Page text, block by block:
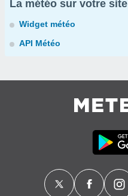
La météo sur votre site
Widget météo
API Météo